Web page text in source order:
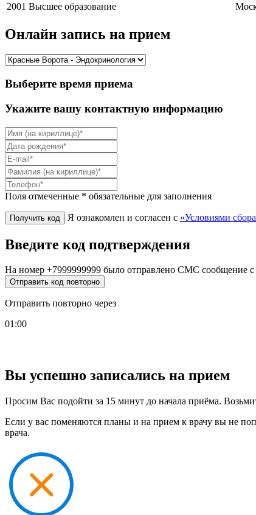
2001 Высшее образование
Онлайн запись на прием
Выберите время приема
Укажите вашу контактную информацию
Поля отмеченные * обязательные для заполнения
Я ознакомлен и согласен с «Условиями
Введите код подтверждения
На номер +7999999999 было отправлено СМС сообщение с
Отправить код повторно
Отправить повторно через
01:00
Вы успешно записались на прием
Просим Вас подойти за 15 минут до начала приёма.
Если у вас поменяются планы и на прием к врачу вы не
врача.